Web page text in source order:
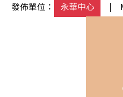
發佈單位： 永華中心 |